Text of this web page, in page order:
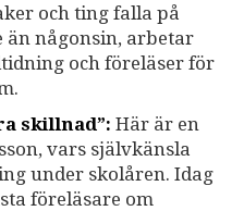
och ting falla på
än någonsin, arbetar
och föreläser för
skillnad”: Här är en
vars självkänsla
under skolåren. Idag
föreläsare om